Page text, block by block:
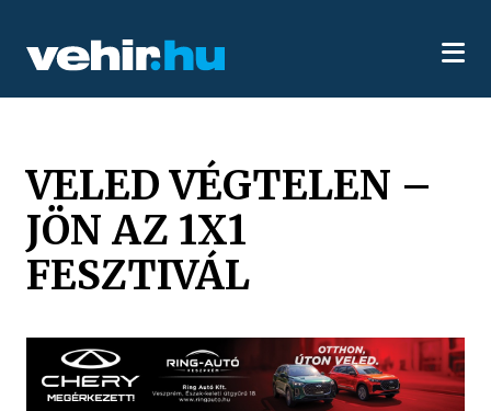
VELED VÉGTELEN –
JÖN AZ 1X1
FESZTIVÁL